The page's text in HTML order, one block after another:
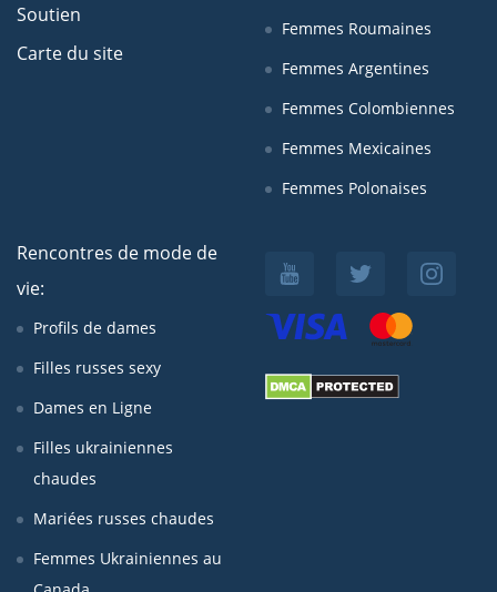
Soutien
Carte du site
Femmes Roumaines
Femmes Argentines
Femmes Colombiennes
Femmes Mexicaines
Femmes Polonaises
Rencontres de mode de
vie:
Profils de dames
Filles russes sexy
Dames en Ligne
Filles ukrainiennes
chaudes
Mariées russes chaudes
Femmes Ukrainiennes au